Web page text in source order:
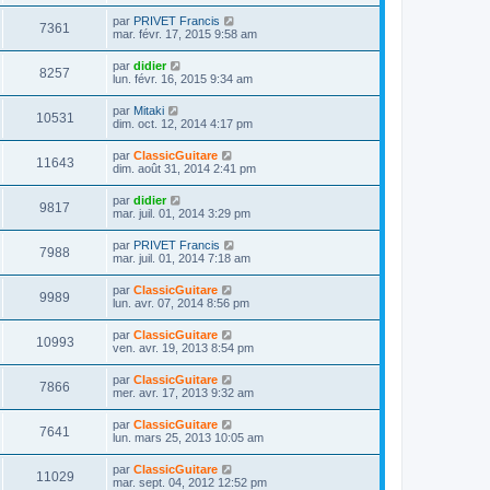
e
s
s
a
g
e
r
m
e
s
s
a
g
e
u
i
e
r
m
e
s
s
a
g
e
7361
u
s
D
e
i
e
r
m
e
s
s
a
g
e
par PRIVET Francis
mar. févr. 17, 2015 9:58 am
8257
u
s
D
e
i
e
r
m
e
s
s
a
g
e
par didier
lun. févr. 16, 2015 9:34 am
10531
u
D
e
i
e
r
m
e
s
s
a
g
e
par Mitaki
dim. oct. 12, 2014 4:17 pm
11643V
u
D
e
i
e
r
m
e
s
s
a
g
e
par ClassicGuitare
dim. août 31, 2014 2:41 pm
9817
u
D
e
i
e
r
m
e
s
s
a
g
e
par didier
mar. juil. 01, 2014 3:29 pm
7988
u
s
D
e
i
e
r
m
e
s
s
a
g
e
par PRIVET Francis
mar. juil. 01, 2014 7:18 am
9989
u
D
e
i
e
r
m
e
s
s
a
g
e
par ClassicGuitare
lun. avr. 07, 2014 8:56 pm
10993V
u
D
e
i
e
r
m
e
s
s
a
par ClassicGuitare
ven. avr. 19, 2013 8:54 pm
7866
u
s
D
e
i
e
r
m
e
par ClassicGuitare
mer. avr. 17, 2013 9:32 am
7641
u
D
e
i
par ClassicGuitare
lun. mars 25, 2013 10:05 am
11029V
D
e
par ClassicGuitare
mar. sept. 04, 2012 12:52 pm